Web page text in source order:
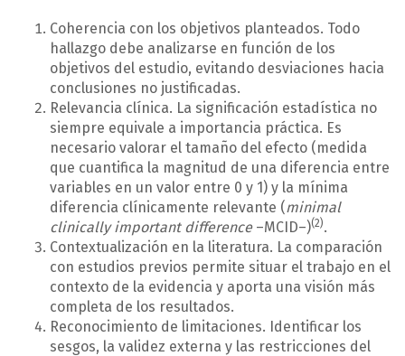
Coherencia con los objetivos planteados. Todo
hallazgo debe analizarse en función de los
objetivos del estudio, evitando desviaciones hacia
conclusiones no justificadas.
Relevancia clínica. La significación estadística no
siempre equivale a importancia práctica. Es
necesario valorar el tamaño del efecto (medida
que cuantifica la magnitud de una diferencia entre
variables en un valor entre 0 y 1) y la mínima
diferencia clínicamente relevante (minimal
clinically important difference–MCID–)(2).
Contextualización en la literatura. La comparación
con estudios previos permite situar el trabajo en el
contexto de la evidencia y aporta una visión más
completa de los resultados.
Reconocimiento de limitaciones. Identificar los
sesgos, la validez externa y las restricciones del